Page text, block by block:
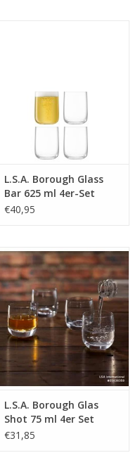
L.S.A. Borough Glass
Bar 625 ml 4er-Set
€40,95
L.S.A. Borough Glas
Shot 75 ml 4er Set
€31,85